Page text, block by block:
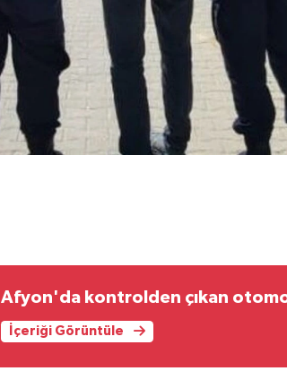
Afyon'da kontrolden çıkan
İçeriği Görüntüle